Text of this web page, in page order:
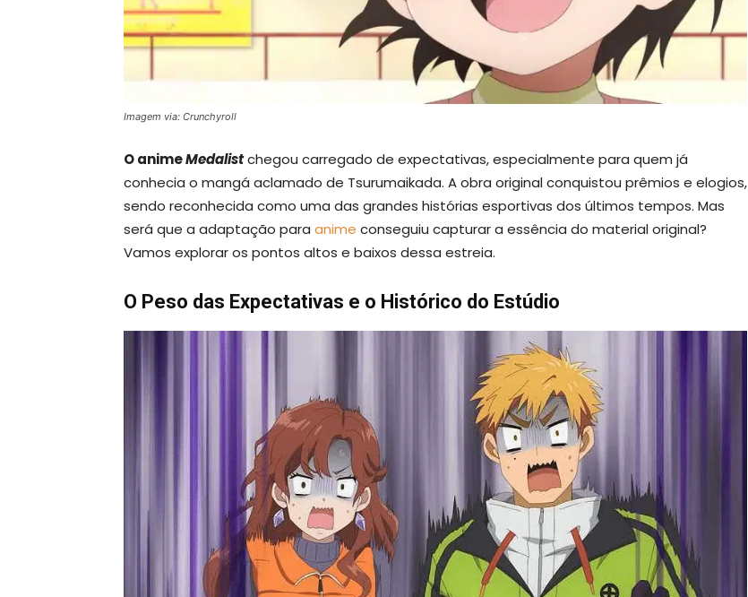
Imagem via: Crunchyroll
O animeMedalistchegou carregado de expectativas, especialmente para quem já
conhecia o mangá aclamado de Tsurumaikada. A obra original conquistou prêmios e elogios,
sendo reconhecida como uma das grandes histórias esportivas dos últimos tempos. Mas
será que a adaptação para anime conseguiu capturar a essência do material original?
Vamos explorar os pontos altos e baixos dessa estreia.
O Peso das Expectativas e o Histórico do Estúdio